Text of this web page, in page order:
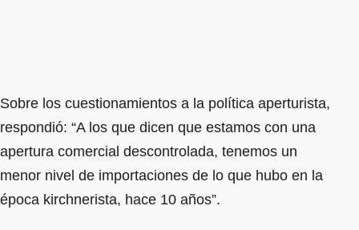
Sobre los cuestionamientos a la política aperturista,
respondió: “A los que dicen que estamos con una
apertura comercial descontrolada, tenemos un
menor nivel de importaciones de lo que hubo en la
época kirchnerista, hace 10 años”.